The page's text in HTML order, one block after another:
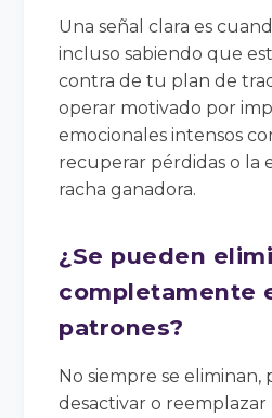
Una señal clara es
incluso sabiendo que
contra de tu plan de
operar motivado por
emocionales intensos
recuperar pérdidas o la
racha ganadora.
¿Se pueden
completamente
patrones?
No siempre se eliminan,
desactivar o reemplazar